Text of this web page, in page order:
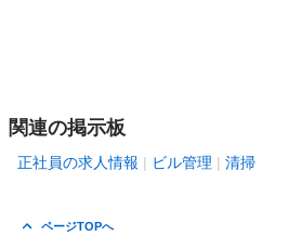
関連の掲示板
正社員の求人情報 ビル管理 清掃
ページTOPへ